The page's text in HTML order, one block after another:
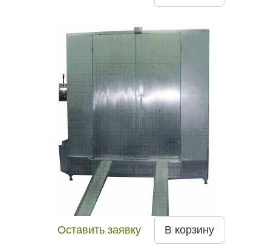
Оставить заявку В корзину